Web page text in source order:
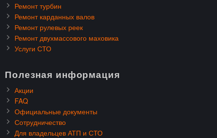
Ремонт турбин
Ремонт карданных валов
Ремонт рулевых реек
Ремонт двухмассового маховика
Услуги СТО
Полезная информация
Акции
FAQ
Официальные документы
Сотрудничество
Для владельцев АТП и СТО